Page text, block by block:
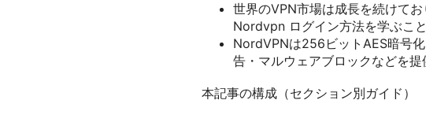
世界のVPN市場は成長を続けて
Nordvpn ログイン方法を学ぶこ
NordVPNは256ビットAES暗号
告・マルウェアブロックなどを
本記事の構成（セクション別ガイド）